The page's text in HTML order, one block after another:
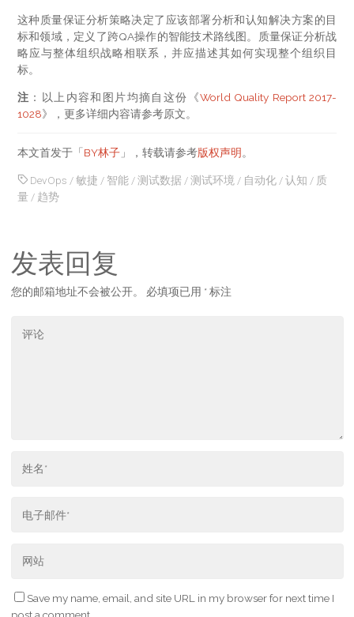
这种质量保证分析策略决定了应该部署分析和认知解决方案的目
标和领域，定义了跨QA操作的智能技术路线图。质量保证分析战
略应与整体组织战略相联系，并应描述其如何实现整个组织目
标。
注 ：以上内容和图片均摘自这份《World Quality Report 2017-
1028》，更多详细内容请参考原文。
本文首发于「BY林子」，转载请参考版权声明。
DevOps /敏捷 / 智能 /测试数据 /测试环境 / 自动化 /认知 / 质
量 / 趋势
发表回复
您的邮箱地址不会被公开。 必填项已用 * 标注
Save my name, email, and site URL in my browser for next time I